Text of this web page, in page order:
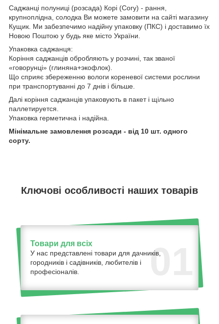
Саджанці полуниці (розсада) Корі (Cory) - рання,
крупноплідна, солодка Ви можете замовити на сайті магазину
Кущик. Ми забезпечимо надійну упаковку (ПКС) і доставимо їх
Новою Поштою у будь яке місто України.
Упаковка саджанця:
Коріння саджанців обробляють у розчині, так званої
«говорунці» (глиняна+экофлок).
Що сприяє збереженню вологи кореневої системи рослини
при транспортуванні до 7 днів і більше.
Далі коріння саджанців упаковують в пакет і щільно
паллетируется.
Упаковка герметична і надійна.
Мінімальне замовлення розсади - від 10 шт. одного
сорту.
Ключові особливості наших товарів
01
Товари для всіх
У нас представлені товари для дачників,
городників і садівників, любителів і
професіоналів.